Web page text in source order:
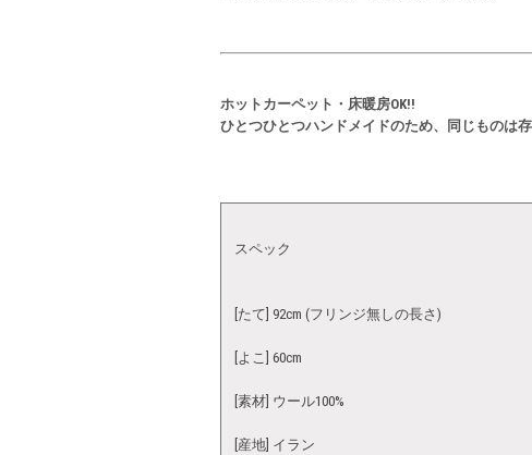
ホットカーペット・床暖房OK!!
ひとつひとつハンドメイドのため、同じものは存
スペック
[たて] 92cm (フリンジ無しの長さ)
[よこ] 60cm
[素材] ウール100%
[産地] イラン